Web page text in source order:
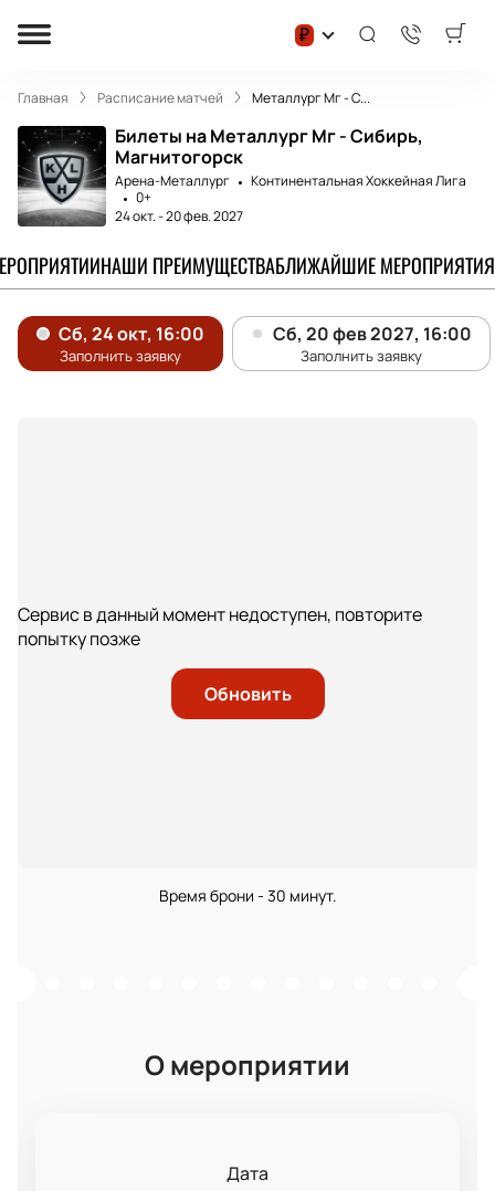
₽
Главная Расписание матчей Металлург Мг - С...
Билеты на Металлург Мг - Сибирь,
Магнитогорск
Арена-Металлург
Континентальная Хоккейная Лига
0+
24 окт.-20 фев. 2027
НАШИ ПРЕИМУЩЕСТВАБЛИЖАЙШИЕ МЕРОПРИЯТИЯ
Сервис в данный момент недоступен, повторите
попытку позже
Обновить
Время брони - 30 минут.
О мероприятии
Дата